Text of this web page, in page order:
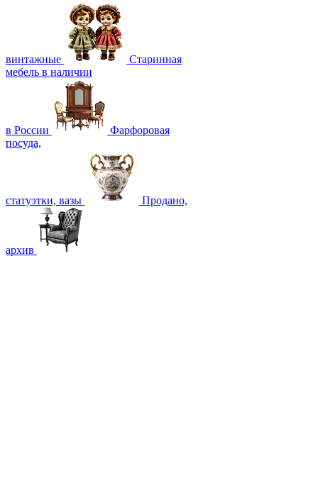
винтажные
Старинная
мебель в наличии
в России
Фарфоровая
посуда,
статуэтки, вазы Продано,
архив